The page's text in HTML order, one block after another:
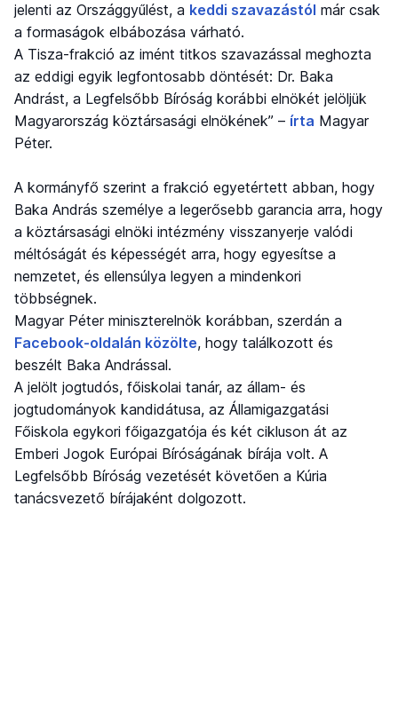
jelenti az Országgyűlést, a keddi szavazástól már csak
a formaságok elbábozása várható.
A Tisza-frakció az imént titkos szavazással meghozta
az eddigi egyik legfontosabb döntését: Dr. Baka
Andrást, a Legfelsőbb Bíróság korábbi elnökét jelöljük
Magyarország köztársasági elnökének” – írta Magyar
Péter.
A kormányfő szerint a frakció egyetértett abban, hogy
Baka András személye a legerősebb garancia arra, hogy
a köztársasági elnöki intézmény visszanyerje valódi
méltóságát és képességét arra, hogy egyesítse a
nemzetet, és ellensúlya legyen a mindenkori
többségnek.
Magyar Péter miniszterelnök korábban, szerdán a
Facebook-oldalán közölte, hogy találkozott és
beszélt Baka Andrással.
A jelölt jogtudós, főiskolai tanár, az állam- és
jogtudományok kandidátusa, az Államigazgatási
Főiskola egykori főigazgatója és két cikluson át az
Emberi Jogok Európai Bíróságának bírája volt. A
Legfelsőbb Bíróság vezetését követően a Kúria
tanácsvezető bírájaként dolgozott.